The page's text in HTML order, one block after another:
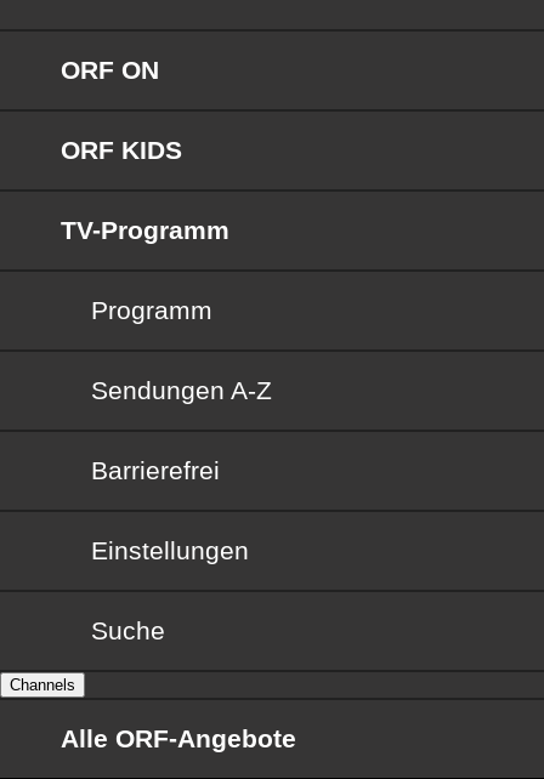
ORF ON
ORF KIDS
TV-Programm
Programm
Sendungen von A bis Z
Sendungen A-Z
Barrierefrei
Barrierefrei
Einstellungen
Suche
Channels
Alle ORF-Angebote